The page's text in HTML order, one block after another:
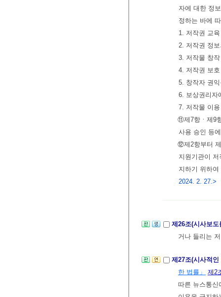
자에 대한 정
정하는 바에
1. 저작권 교
2. 저작권 정
3. 저작물 창
4. 저작권 보
5. 창작자 권
6. 보상권리자
7. 저작물 이
⑪제7항ㆍ제9
사용 승인 등
⑫제2항부터
지원기관이
지하기 위하
2024. 2. 27.>
제26조(시사보
거나 들리는
제27조(시사적
한 법률」
제2
따른 뉴스통신